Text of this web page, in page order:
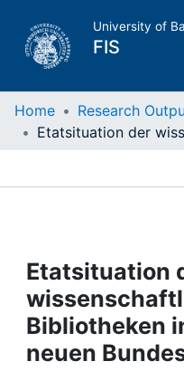
University of
FIS
Home
Projects
People
Institutions
Home Research
Etatsituation
Bibliotheken
neuen